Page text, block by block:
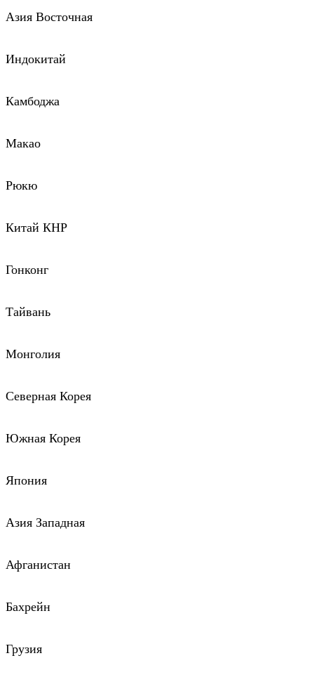
Азия Восточная
Индокитай
Камбоджа
Макао
Рюкю
Китай КНР
Гонконг
Тайвань
Монголия
Северная Корея
Южная Корея
Япония
Азия Западная
Афганистан
Бахрейн
Грузия